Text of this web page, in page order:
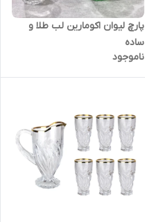
پارچ لیوان اکومارین لب طلا و
ساده
ناموجود